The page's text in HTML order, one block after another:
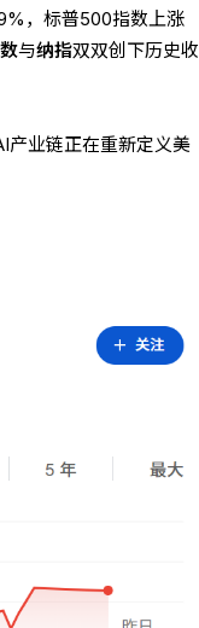
，标普500指数上涨
与纳指双双创下历史收
业链正在重新定义美